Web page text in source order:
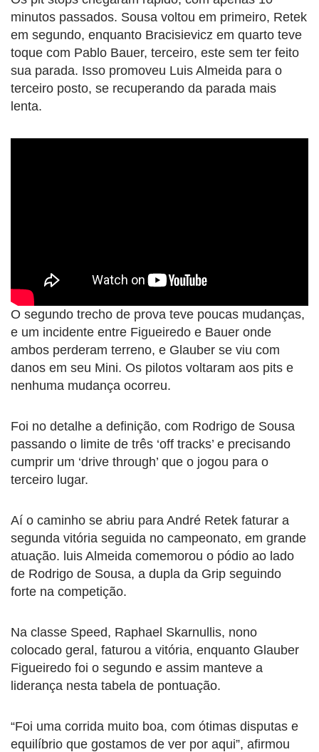
minutos passados. Sousa voltou em primeiro, Retek
em segundo, enquanto Bracisievicz em quarto teve
toque com Pablo Bauer, terceiro, este sem ter feito
sua parada. Isso promoveu Luis Almeida para o
terceiro posto, se recuperando da parada mais
lenta.
O segundo trecho de prova teve poucas mudanças,
e um incidente entre Figueiredo e Bauer onde
ambos perderam terreno, e Glauber se viu com
danos em seu Mini. Os pilotos voltaram aos pits e
nenhuma mudança ocorreu.
Foi no detalhe a definição, com Rodrigo de Sousa
passando o limite de três ‘off tracks’ e precisando
cumprir um ‘drive through’ que o jogou para o
terceiro lugar.
Aí o caminho se abriu para André Retek faturar a
segunda vitória seguida no campeonato, em grande
atuação. luis Almeida comemorou o pódio ao lado
de Rodrigo de Sousa, a dupla da Grip seguindo
forte na competição.
Na classe Speed, Raphael Skarnullis, nono
colocado geral, faturou a vitória, enquanto Glauber
Figueiredo foi o segundo e assim manteve a
liderança nesta tabela de pontuação.
“Foi uma corrida muito boa, com ótimas disputas e
equilíbrio que gostamos de ver por aqui”, afirmou